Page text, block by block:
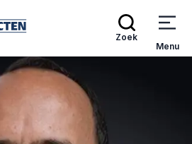
Zoek
Menu